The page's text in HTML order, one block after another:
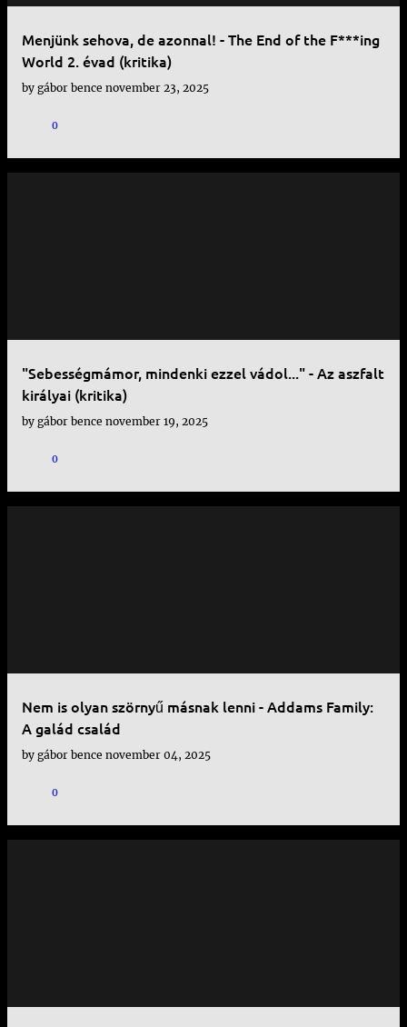
Menjünk sehova, de azonnal! - The End of the F***ing
World 2. évad (kritika)
by gábor bence november 23, 2025
0
"Sebességmámor, mindenki ezzel vádol..." - Az aszfalt
királyai (kritika)
by gábor bence november 19, 2025
0
Nem is olyan szörnyű másnak lenni - Addams Family:
A galád család
by gábor bence november 04, 2025
0